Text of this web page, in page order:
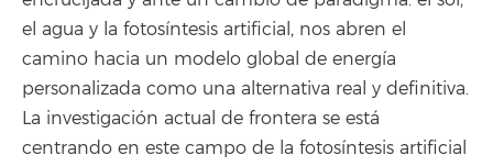
el agua y la fotosíntesis artificial, nos abren el
camino hacia un modelo global de energía
personalizada como una alternativa real y definitiva.
La investigación actual de frontera se está
centrando en este campo de la fotosíntesis artificial